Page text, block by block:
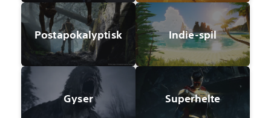
Postapokalyptisk Indie-spil
Gyser Superhelte